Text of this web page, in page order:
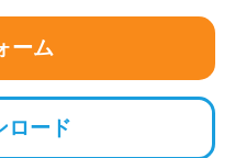
ーム
ロード